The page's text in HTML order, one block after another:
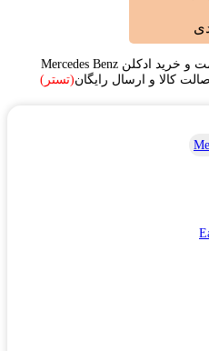
عطر مرسدس بنز کلون مردانه – قیمت و خرید ادکلن Mercedes Benz
(تستر)